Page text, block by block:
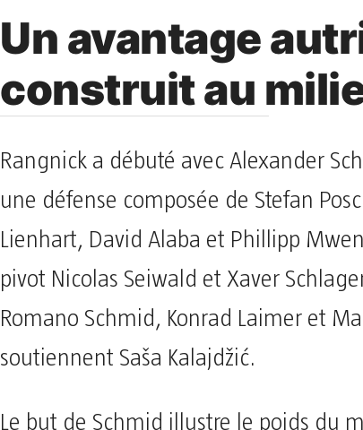
Un avantage
construit au
Rangnick a débuté avec Alexander
une défense composée de Stefan
Lienhart, David Alaba et Phillipp
pivot Nicolas Seiwald et Xaver
Romano Schmid, Konrad Laimer et
soutiennent Saša Kalajdžić.
Le but de Schmid illustre le poids du